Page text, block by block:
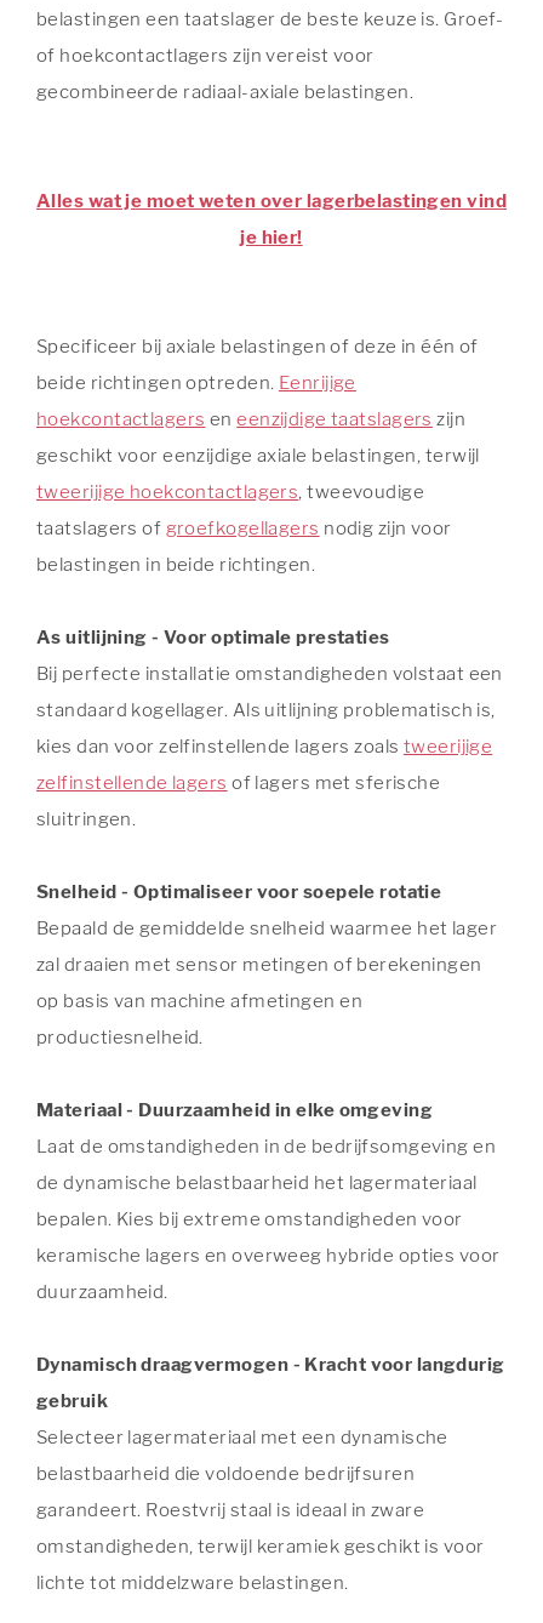
belastingen een taatslager de beste keuze is. Groef-
of hoekcontactlagers zijn vereist voor
gecombineerde radiaal-axiale belastingen.
Alles wat je moet weten over lagerbelastingen vind
je hier!
Specificeer bij axiale belastingen of deze in één of
beide richtingen optreden. Eenrijige
hoekcontactlagers eneenzijdige taatslagers zijn
geschikt voor eenzijdige axiale belastingen, terwijl
tweerijige hoekcontactlagers, tweevoudige
taatslagers of groefkogellagers nodig zijn voor
belastingen in beide richtingen.
As uitlijning - Voor optimale prestaties
Bij perfecte installatie omstandigheden volstaat een
standaard kogellager. Als uitlijning problematisch is,
kies dan voor zelfinstellende lagers zoals tweerijige
zelfinstellende lagers of lagers met sferische
sluitringen.
Snelheid - Optimaliseer voor soepele rotatie
Bepaald de gemiddelde snelheid waarmee het lager
zal draaien met sensor metingen of berekeningen
op basis van machine afmetingen en
productiesnelheid.
Materiaal - Duurzaamheid in elke omgeving
Laat de omstandigheden in de bedrijfsomgeving en
de dynamische belastbaarheid het lagermateriaal
bepalen. Kies bij extreme omstandigheden voor
keramische lagers en overweeg hybride opties voor
duurzaamheid.
Dynamisch draagvermogen - Kracht voor langdurig
gebruik
Selecteer lagermateriaal met een dynamische
belastbaarheid die voldoende bedrijfsuren
garandeert. Roestvrij staal is ideaal in zware
omstandigheden, terwijl keramiek geschikt is voor
lichte tot middelzware belastingen.